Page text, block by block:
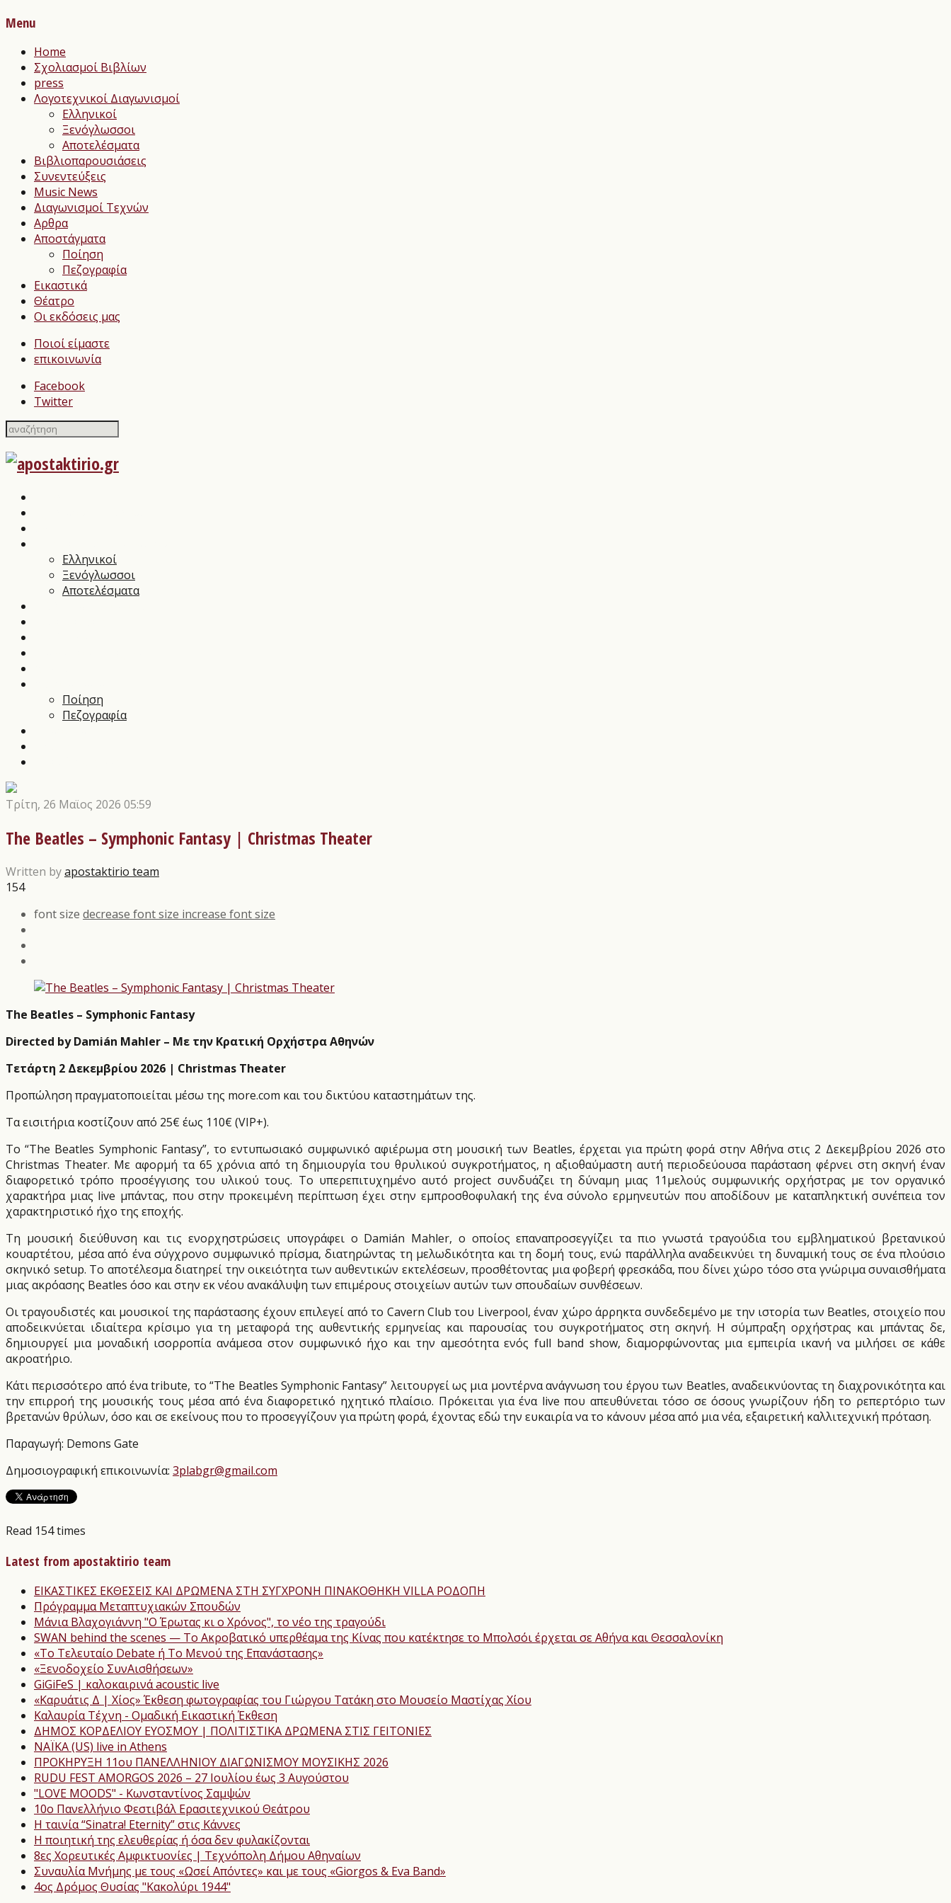
Menu
Home
Σχολιασμοί Βιβλίων
press
Λογοτεχνικοί Διαγωνισμοί
Ελληνικοί
Ξενόγλωσσοι
Αποτελέσματα
Βιβλιοπαρουσιάσεις
Συνεντεύξεις
Music News
Διαγωνισμοί Τεχνών
Αρθρα
Αποστάγματα
Ποίηση
Πεζογραφία
Εικαστικά
Θέατρο
Οι εκδόσεις μας
Ποιοί είμαστε
επικοινωνία
Facebook
Twitter
Ελληνικοί
Ξενόγλωσσοι
Αποτελέσματα
Ποίηση
Πεζογραφία
Τρίτη, 26 Μαϊος 2026 05:59
The Beatles – Symphonic Fantasy | Christmas Theater
Written byapostaktirio team
154
font size decrease font size increase font size
The Beatles – Symphonic Fantasy
Directed by Damián Mahler – Με την Κρατική Ορχήστρα Αθηνών
Τετάρτη 2 Δεκεμβρίου 2026 | Christmas Theater
Προπώληση πραγματοποιείται μέσω της more.com και του δικτύου καταστημάτων της.
Τα εισιτήρια κοστίζουν από 25€ έως 110€ (VIP+).
Το “The Beatles Symphonic Fantasy”, το εντυπωσιακό συμφωνικό αφιέρωμα στη μουσική των Beatles, έρχεται για πρώτη φορά στην Αθήνα στις 2 Δεκεμβρίου 2026 στο
Christmas Theater. Με αφορμή τα 65 χρόνια από τη δημιουργία του θρυλικού συγκροτήματος, η αξιοθαύμαστη αυτή περιοδεύουσα παράσταση φέρνει στη σκηνή έναν
διαφορετικό τρόπο προσέγγισης του υλικού τους. Το υπερεπιτυχημένο αυτό project συνδυάζει τη δύναμη μιας 11μελούς συμφωνικής ορχήστρας με τον οργανικό
χαρακτήρα μιας live μπάντας, που στην προκειμένη περίπτωση έχει στην εμπροσθοφυλακή της ένα σύνολο ερμηνευτών που αποδίδουν με καταπληκτική συνέπεια τον
χαρακτηριστικό ήχο της εποχής.
Τη μουσική διεύθυνση και τις ενορχηστρώσεις υπογράφει ο Damián Mahler, ο οποίος επαναπροσεγγίζει τα πιο γνωστά τραγούδια του εμβληματικού βρετανικού
κουαρτέτου, μέσα από ένα σύγχρονο συμφωνικό πρίσμα, διατηρώντας τη μελωδικότητα και τη δομή τους, ενώ παράλληλα αναδεικνύει τη δυναμική τους σε ένα πλούσιο
σκηνικό setup. Το αποτέλεσμα διατηρεί την οικειότητα των αυθεντικών εκτελέσεων, προσθέτοντας μια φοβερή φρεσκάδα, που δίνει χώρο τόσο στα γνώριμα συναισθήματα
μιας ακρόασης Beatles όσο και στην εκ νέου ανακάλυψη των επιμέρους στοιχείων αυτών των σπουδαίων συνθέσεων.
Οι τραγουδιστές και μουσικοί της παράστασης έχουν επιλεγεί από το Cavern Club του Liverpool, έναν χώρο άρρηκτα συνδεδεμένο με την ιστορία των Beatles, στοιχείο που
αποδεικνύεται ιδιαίτερα κρίσιμο για τη μεταφορά της αυθεντικής ερμηνείας και παρουσίας του συγκροτήματος στη σκηνή. Η σύμπραξη ορχήστρας και μπάντας δε,
δημιουργεί μια μοναδική ισορροπία ανάμεσα στον συμφωνικό ήχο και την αμεσότητα ενός full band show, διαμορφώνοντας μια εμπειρία ικανή να μιλήσει σε κάθε
ακροατήριο.
Κάτι περισσότερο από ένα tribute, το “The Beatles Symphonic Fantasy” λειτουργεί ως μια μοντέρνα ανάγνωση του έργου των Beatles, αναδεικνύοντας τη διαχρονικότητα και
την επιρροή της μουσικής τους μέσα από ένα διαφορετικό ηχητικό πλαίσιο. Πρόκειται για ένα live που απευθύνεται τόσο σε όσους γνωρίζουν ήδη το ρεπερτόριο των
βρετανών θρύλων, όσο και σε εκείνους που το προσεγγίζουν για πρώτη φορά, έχοντας εδώ την ευκαιρία να το κάνουν μέσα από μια νέα, εξαιρετική καλλιτεχνική πρόταση.
Παραγωγή: Demons Gate
Δημοσιογραφική επικοινωνία: 3plabgr@gmail.com
Read 154 times
Latest from apostaktirio team
ΕΙΚΑΣΤΙΚΕΣ ΕΚΘΕΣΕΙΣ ΚΑΙ ΔΡΩΜΕΝΑ ΣΤΗ ΣΥΓΧΡΟΝΗ ΠΙΝΑΚΟΘΗΚΗ VILLA ΡΟΔΟΠΗ
Πρόγραμμα Μεταπτυχιακών Σπουδών
Μάνια Βλαχογιάννη "Ο Έρωτας κι ο Χρόνος", το νέο της τραγούδι
SWAN behind the scenes — Το Ακροβατικό υπερθέαμα της Κίνας που κατέκτησε το Μπολσόι έρχεται σε Αθήνα και Θεσσαλονίκη
«Το Τελευταίο Debate ή Το Μενού της Επανάστασης»
«Ξενοδοχείο ΣυνΑισθήσεων»
GiGiFeS | καλοκαιρινά acoustic live
«Καρυάτις Δ | Χίος» Έκθεση φωτογραφίας του Γιώργου Τατάκη στο Μουσείο Μαστίχας Χίου
Καλαυρία Τέχνη - Ομαδική Εικαστική Έκθεση
ΔΗΜΟΣ ΚΟΡΔΕΛΙΟΥ ΕΥΟΣΜΟΥ | ΠΟΛΙΤΙΣΤΙΚΑ ΔΡΩΜΕΝΑ ΣΤΙΣ ΓΕΙΤΟΝΙΕΣ
NAΪKA (US) live in Athens
ΠΡΟΚΗΡΥΞΗ 11ου ΠΑΝΕΛΛΗΝΙΟΥ ΔΙΑΓΩΝΙΣΜΟΥ ΜΟΥΣΙΚΗΣ 2026
RUDU FEST AMORGOS 2026 – 27 Ιουλίου έως 3 Αυγούστου
"LOVE MOODS" - Κωνσταντίνος Σαμψών
10ο Πανελλήνιο Φεστιβάλ Ερασιτεχνικού Θεάτρου
Η ταινία “Sinatra! Eternity” στις Κάννες
Η ποιητική της ελευθερίας ή όσα δεν φυλακίζονται
8ες Χορευτικές Αμφικτυονίες | Τεχνόπολη Δήμου Αθηναίων
Συναυλία Μνήμης με τους «Ωσεί Απόντες» και με τους «Giorgos & Eva Band»
4ος Δρόμος Θυσίας "Κακολύρι 1944"